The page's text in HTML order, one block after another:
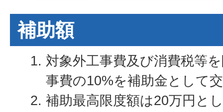
補助額
対象外工事費及び消費税等
事費の10%を補助金として
補助最高限度額は20万円と